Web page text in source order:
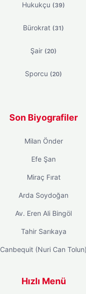
Hukukçu (39)
Bürokrat (31)
Şair (20)
Sporcu (20)
Son Biyografiler
Milan Önder
Efe Şan
Miraç Fırat
Arda Soydoğan
Av. Eren Ali Bingöl
Tahir Sarıkaya
Canbequit (Nuri Can Tolun)
Hızlı Menü